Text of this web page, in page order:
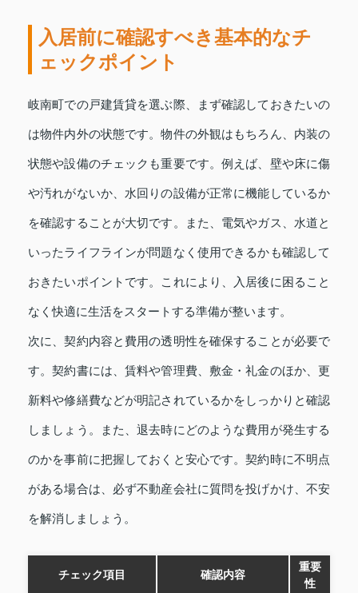
入居前に確認すべき基本的なチ
ェックポイント
岐南町での戸建賃貸を選ぶ際、まず確認しておきたいの
は物件内外の状態です。物件の外観はもちろん、内装の
状態や設備のチェックも重要です。例えば、壁や床に傷
や汚れがないか、水回りの設備が正常に機能しているか
を確認することが大切です。また、電気やガス、水道と
いったライフラインが問題なく使用できるかも確認して
おきたいポイントです。これにより、入居後に困ること
なく快適に生活をスタートする準備が整います。
次に、契約内容と費用の透明性を確保することが必要で
す。契約書には、賃料や管理費、敷金・礼金のほか、更
新料や修繕費などが明記されているかをしっかりと確認
しましょう。また、退去時にどのような費用が発生する
のかを事前に把握しておくと安心です。契約時に不明点
がある場合は、必ず不動産会社に質問を投げかけ、不安
を解消しましょう。
チェック項目 確認内容
重要
性